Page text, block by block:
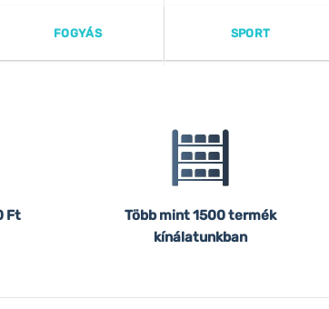
FOGYÁS SPORT
Ft
Több mint 1500 termék
kínálatunkban